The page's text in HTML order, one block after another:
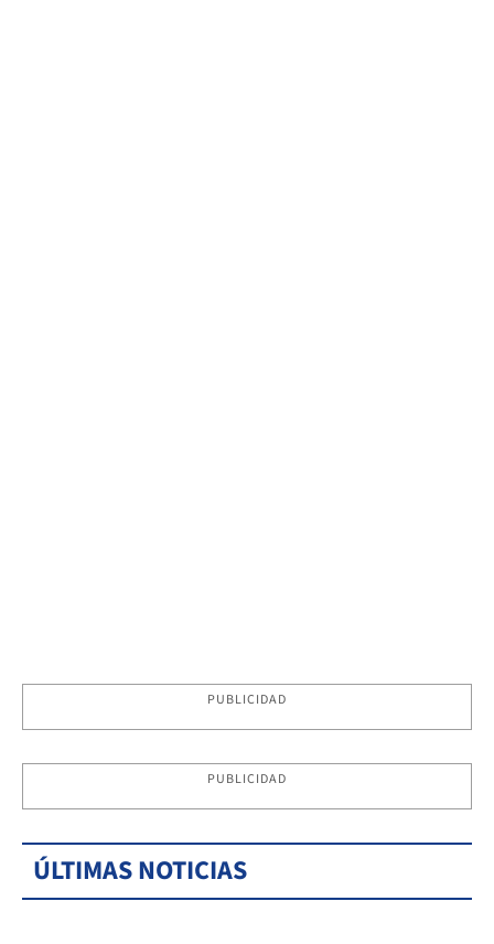
PUBLICIDAD
PUBLICIDAD
ÚLTIMAS NOTICIAS